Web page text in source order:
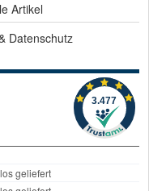
Artikel
Datenschutz